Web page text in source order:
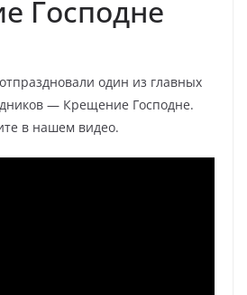
Господне
один из главных
— Крещение Господне.
в нашем видео.